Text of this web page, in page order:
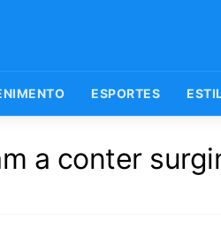
ESPORTES
a conter